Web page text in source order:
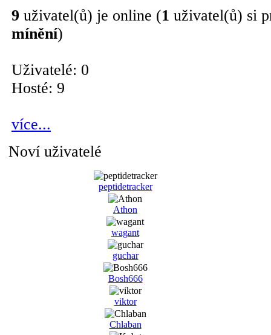
9 uživatel(ů) je online (1 uživatel(ů) si
mínění)
Uživatelé: 0
Hosté: 9
více...
Noví uživatelé
peptidetracker
Athon
wagant
guchar
Bosh666
viktor
Chlaban